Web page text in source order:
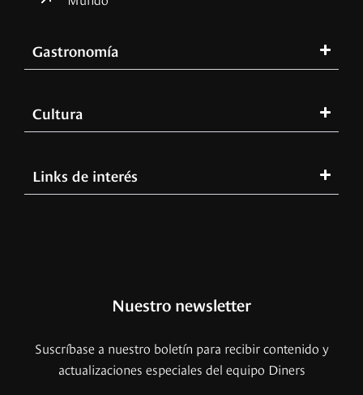
Gastronomía
Cultura
Links de interés
Nuestro newsletter
Suscríbase a nuestro boletín para recibir contenido y
actualizaciones especiales del equipo Diners